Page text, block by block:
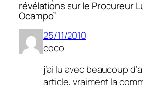
révélations sur le Procureur
Ocampo”
25/11/2010
coco
j’ai lu avec beaucoup
article, vraiment la